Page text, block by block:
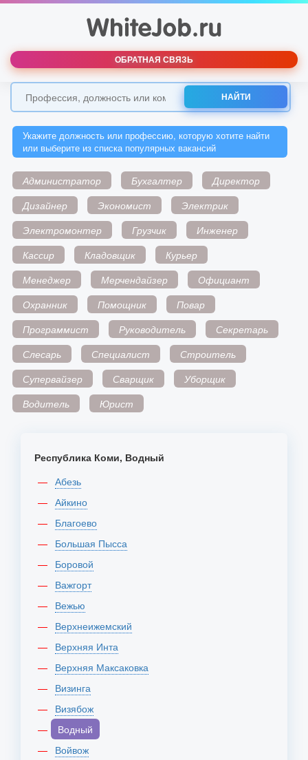
ОБРАТНАЯ СВЯЗЬ
НАЙТИ
Укажите должность или профессию, которую хотите найти
или выберите из списка популярных вакансий
Администратор Бухгалтер
Директор
Дизайнер
Экономист
Электрик
Электромонтер
Грузчик
Инженер
Кассир
Кладовщик
Курьер
Менеджер
Мерчендайзер
Официант
Охранник
Помощник
Повар
Программист
Руководитель
Секретарь
Слесарь
Специалист
Строитель
Супервайзер
Сварщик
Уборщик
Водитель
Юрист
Республика Коми, Водный
Абезь
Айкино
Благоево
Большая Пысса
Боровой
Важгорт
Вежью
Верхнеижемский
Верхняя Инта
Верхняя Максаковка
Визинга
Визябож
Водный
Войвож